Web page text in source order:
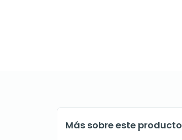
Más sobre este producto